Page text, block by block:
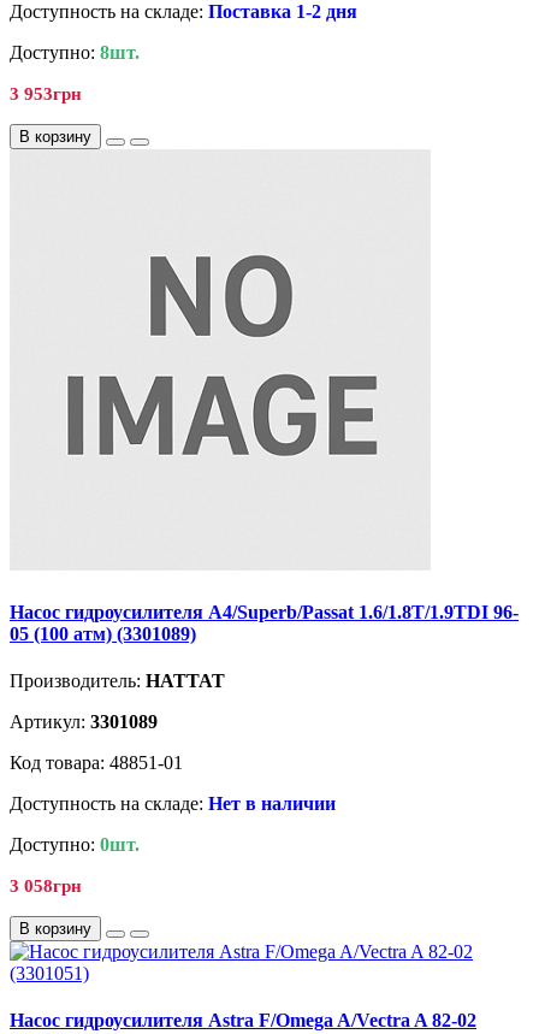
Доступность на складе: Поставка 1-2 дня
Доступно: 8шт.
3 953грн
В корзину
Насос гидроусилителя A4/Superb/Passat 1.6/1.8T/1.9TDI 96-
05 (100 атм) (3301089)
Производитель: HATTAT
Артикул: 3301089
Код товара: 48851-01
Доступность на складе: Нет в наличии
Доступно: 0шт.
3 058грн
В корзину
Насос гидроусилителя Astra F/Omega A/Vectra A 82-02